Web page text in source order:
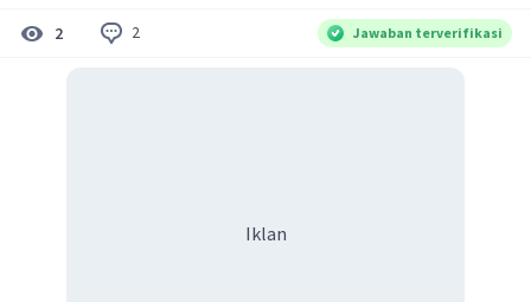
2 2 Jawaban terverifikasi
Iklan